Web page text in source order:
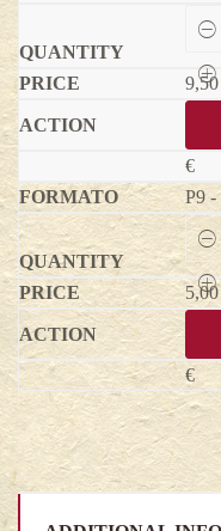
9,50
€
P9 -
-
5,00
€